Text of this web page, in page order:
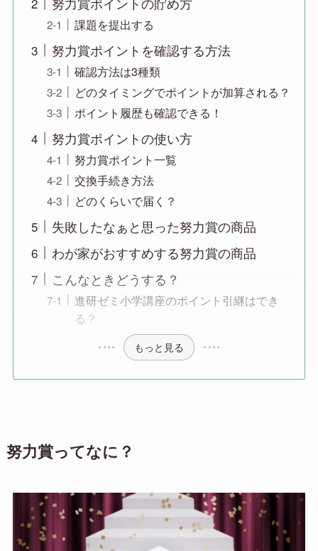
課題を提出する
努力賞ポイントを確認する方法
確認方法は3種類
どのタイミングでポイントが加算される？
ポイント履歴も確認できる！
努力賞ポイントの使い方
努力賞ポイント一覧
交換手続き方法
どのくらいで届く？
失敗したなぁと思った努力賞の商品
わが家がおすすめする努力賞の商品
こんなときどうする？
進研ゼミ小学講座のポイント引継はでき
る？
もっと見る
努力賞ってなに？